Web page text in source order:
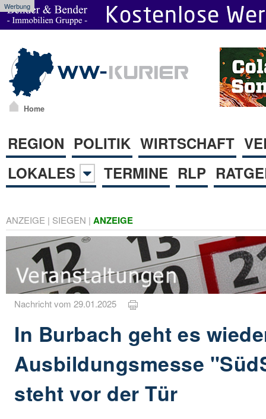
Werbung
Home
REGION POLITIK WIRTSCHAFT
LOKALES
TERMINE RLP
ANZEIGE | SIEGEN | ANZEIGE
Nachricht vom 29.01.2025
In Burbach geht es
Ausbildungsmesse
steht vor der Tür